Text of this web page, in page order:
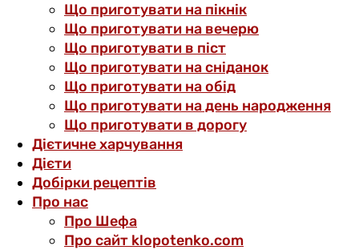
Що приготувати на пікнік
Що приготувати на вечерю
Що приготувати в піст
Що приготувати на сніданок
Що приготувати на обід
Що приготувати на день народження
Що приготувати в дорогу
Дієтичне харчування
Дієти
Добірки рецептів
Про нас
Про Шефа
Про сайт klopotenko.com